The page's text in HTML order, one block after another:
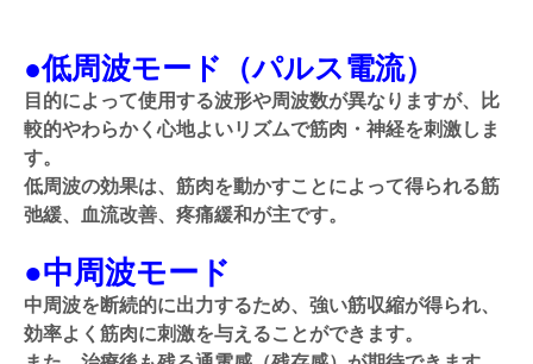
●低周波モード（パルス電流）
目的によって使用する波形や周波数が異なりますが、比
較的やわらかく心地よいリズムで筋肉・神経を刺激しま
す。
低周波の効果は、筋肉を動かすことによって得られる筋
弛緩、血流改善、疼痛緩和が主です。
●中周波モード
中周波を断続的に出力するため、強い筋収縮が得られ、
効率よく筋肉に刺激を与えることができます。